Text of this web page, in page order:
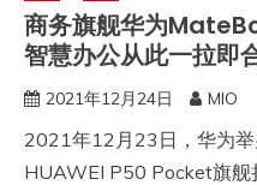
商务旗舰华为
智慧办公从此一拉即
2021年12月24日 MIO
2021年12月23日，华为
HUAWEI P50 Pocket旗